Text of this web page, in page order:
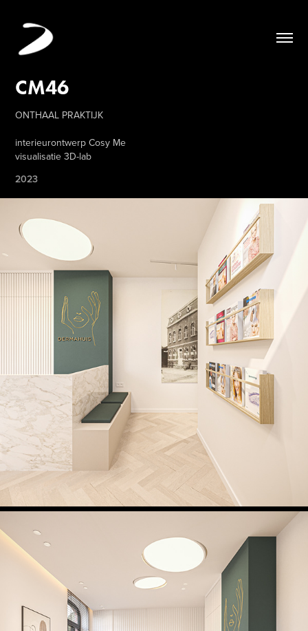
CM46
ONTHAAL PRAKTIJK
interieurontwerp Cosy Me
visualisatie 3D-lab
2023